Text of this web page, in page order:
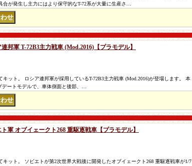
合が発生し主力にはより保守的なT-72系が大量に生産さ…
邦軍 T-72B3主力戦車 (Mod.2016)【プラモデル】
キット。 ロシア連邦軍が採用しているT-72B3主力戦車 (Mod.2016)が登場します。 本
ートモデルで、車体側面と後部、…
軍 オブイェークト268 重駆逐戦車【プラモデル】
キット。 ソビエトが第2次世界大戦後に開発したオブイェークト268 重駆逐戦車が1/7